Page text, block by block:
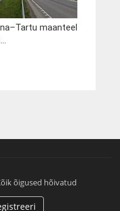
maanteel
õigused hõivatud